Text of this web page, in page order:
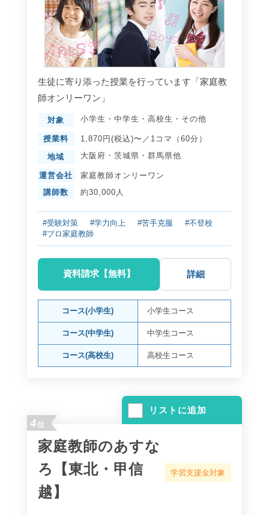
生徒に寄り添った授業を行っています「家庭教
師オンリーワン」
対象 小学生 ・ 中学生 ・ 高校生 ・ その他
授業料 1,870円(税込)〜／1コマ（60分）
地域 大阪府 ・ 茨城県 ・ 群馬県他
運営会社
家庭教師オンリーワン
講師数
約30,000人
#受験対策 #学力向上 #苦手克服
#不登校
#プロ家庭教師
資料請求【無料】 詳細
コース(小学生) 小学生コース
コース(中学生) 中学生コース
コース(高校生) 高校生コース
リストに追加
4位
家庭教師のあすな
ろ【東北・甲信
越】
学習支援金対象